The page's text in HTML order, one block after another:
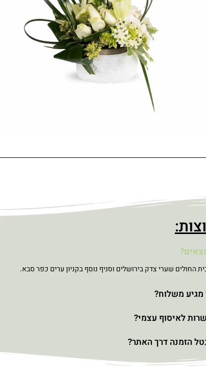
החולים שערי צדק בירושלים וסניף נוסף בקניון ערים כפר סבא.
מגיע משלוח?
לאיסוף עצמי?
הזמנה דרך האתר?